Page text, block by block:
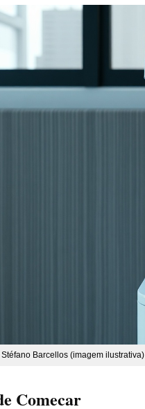
Barcellos (imagem ilustrativa)
Comecar